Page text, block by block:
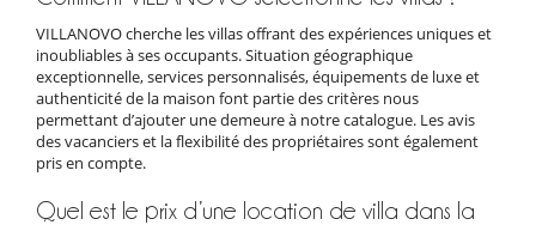
VILLANOVO cherche les villas offrant des expériences uniques et
inoubliables à ses occupants. Situation géographique
exceptionnelle, services personnalisés, équipements de luxe et
authenticité de la maison font partie des critères nous
permettant d’ajouter une demeure à notre catalogue. Les avis
des vacanciers et la flexibilité des propriétaires sont également
pris en compte.
Quel est le prix d’une location de villa dans la